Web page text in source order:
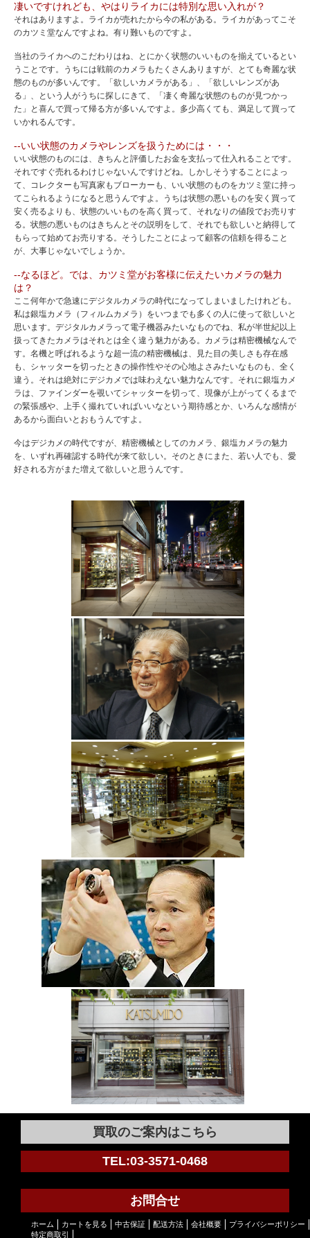
凄いですけれども、やはりライカには特別な思い入れが？
それはありますよ。ライカが売れたから今の私がある。ライカがあってこそ
のカツミ堂なんですよね。有り難いものですよ。
当社のライカへのこだわりはね、とにかく状態のいいものを揃えているとい
うことです。うちには戦前のカメラもたくさんありますが、とても奇麗な状
態のものが多いんです。「欲しいカメラがある」、「欲しいレンズがあ
る」、という人がうちに探しにきて、「凄く奇麗な状態のものが見つかっ
た」と喜んで買って帰る方が多いんですよ。多少高くても、満足して買って
いかれるんです。
--いい状態のカメラやレンズを扱うためには・・・
いい状態のものには、きちんと評価したお金を支払って仕入れることです。
それですぐ売れるわけじゃないんですけどね。しかしそうすることによっ
て、コレクターも写真家もブローカーも、いい状態のものをカツミ堂に持っ
てこられるようになると思うんですよ。うちは状態の悪いものを安く買って
安く売るよりも、状態のいいものを高く買って、それなりの値段でお売りす
る。状態の悪いものはきちんとその説明をして、それでも欲しいと納得して
もらって始めてお売りする。そうしたことによって顧客の信頼を得ること
が、大事じゃないでしょうか。
--なるほど。では、カツミ堂がお客様に伝えたいカメラの魅力
は？
ここ何年かで急速にデジタルカメラの時代になってしまいましたけれども。
私は銀塩カメラ（フィルムカメラ）をいつまでも多くの人に使って欲しいと
思います。デジタルカメラって電子機器みたいなものでね、私が半世紀以上
扱ってきたカメラはそれとは全く違う魅力がある。カメラは精密機械なんで
す。名機と呼ばれるような超一流の精密機械は、見た目の美しさも存在感
も、シャッターを切ったときの操作性やその心地よさみたいなものも、全く
違う。それは絶対にデジカメでは味わえない魅力なんです。それに銀塩カメ
ラは、ファインダーを覗いてシャッターを切って、現像が上がってくるまで
の緊張感や、上手く撮れていればいいなという期待感とか、いろんな感情が
あるから面白いとおもうんですよ。
今はデジカメの時代ですが、精密機械としてのカメラ、銀塩カメラの魅力
を、いずれ再確認する時代が来て欲しい。そのときにまた、若い人でも、愛
好される方がまた増えて欲しいと思うんです。
買取のご案内はこちら
TEL:03-3571-0468
お問合せ
ホーム カートを見る 中古保証 配送方法 会社概要
プライバシーポリシー
特定商取引